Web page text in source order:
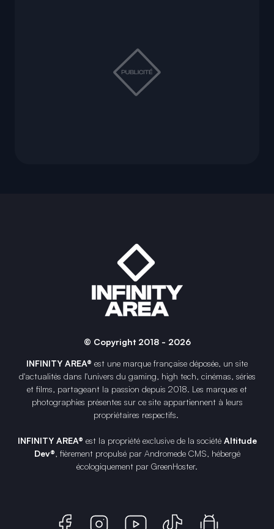
© Copyright 2018 - 2026
INFINITY AREA® est une marque française déposée, un site
d'actualités dans l'univers du gaming, high tech, cinémas, séries
et films, partageant la passion depuis 2018. Les marques et
photographies présentes sur ce site appartiennent à leurs
propriétaires respectifs.
INFINITY AREA® est la propriété exclusive de la société Altitude
Dev®, fièrement propulsé par Andromede CMS, hébergé
écologiquement par GreenHoster.